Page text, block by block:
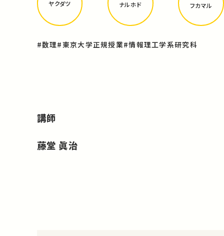
ヤクダツ ナルホド フカマル
#数理#東京大学正規授業#情報理工学系研究科
講師
藤堂 眞治